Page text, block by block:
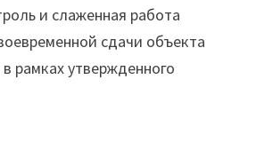
и слаженная работа
сдачи объекта
рамках утвержденного